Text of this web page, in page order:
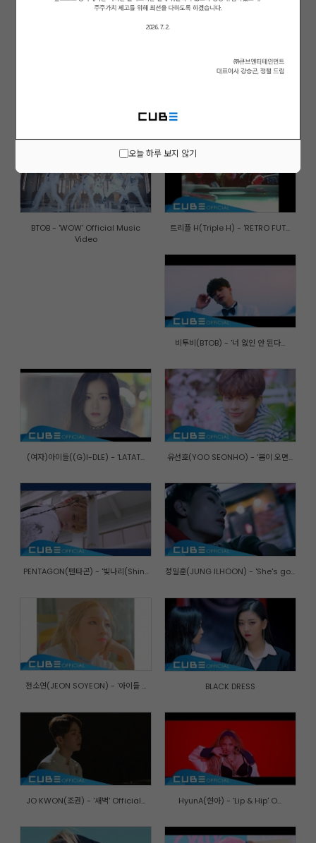
오늘 하루 보지 않기
(여자)아이들((G)I-DLE) - '한(一... 비투비-블루(BTOB-BLUE) - '비가 ...
BTOB - 'WOW' Official Music
Video
트리플 H(Triple H) - 'RETRO FUT...
비투비(BTOB) - '너 없인 안 된다...
(여자)아이들((G)I-DLE) - 'LATAT... 유선호(YOO SEONHO) - '봄이 오면...
PENTAGON(펜타곤) - '빛나리(Shin... 정일훈(JUNG ILHOON) - 'She's go...
전소연(JEON SOYEON) - '아이들 ... BLACK DRESS
JO KWON(조권) - '새벽' Official... HyunA(현아) - 'Lip & Hip' O...